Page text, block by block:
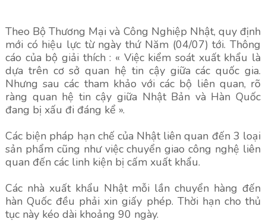
Theo Bộ Thương Mại và Công Nghiệp Nhật, quy định
mới có hiệu lực từ ngày thứ Năm (04/07) tới. Thông
cáo của bộ giải thích : « Việc kiểm soát xuất khẩu là
dựa trên cơ sở quan hệ tin cậy giữa các quốc gia.
Nhưng sau các tham khảo với các bộ liên quan, rõ
ràng quan hệ tin cậy giữa Nhật Bản và Hàn Quốc
đang bị xấu đi đáng kể ».
Các biện pháp hạn chế của Nhật liên quan đến 3 loại
sản phẩm cũng như việc chuyển giao công nghệ liên
quan đến các linh kiện bị cấm xuất khẩu.
Các nhà xuất khẩu Nhật mỗi lần chuyển hàng đến
hàn Quốc đều phải xin giấy phép. Thời hạn cho thủ
tục này kéo dài khoảng 90 ngày.